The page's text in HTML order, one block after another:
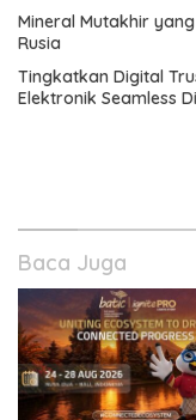
Mineral Mutakhir
Rusia
Tingkatkan Digital
Elektronik Seamless
Baca Juga